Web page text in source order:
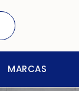
MARCAS